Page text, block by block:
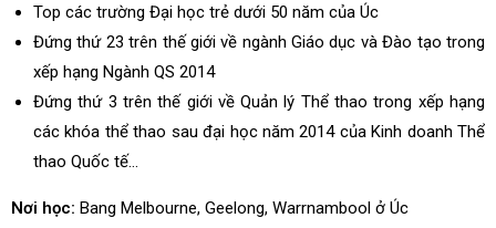
Top các trường Đại học trẻ dưới 50 năm của Úc
Đứng thứ 23 trên thế giới về ngành Giáo dục và Đào tạo trong
xếp hạng Ngành QS 2014
Đứng thứ 3 trên thế giới về Quản lý Thể thao trong xếp hạng
các khóa thể thao sau đại học năm 2014 của Kinh doanh Thể
thao Quốc tế…
Nơi học: Bang Melbourne, Geelong, Warrnambool ở Úc